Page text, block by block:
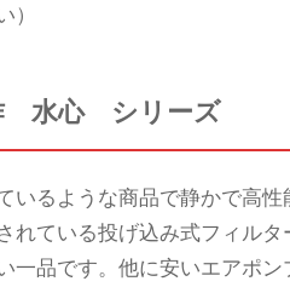
水心 シリーズ
いるような商品で静かで高
れている投げ込み式フィル
一品です。他に安いエアポ